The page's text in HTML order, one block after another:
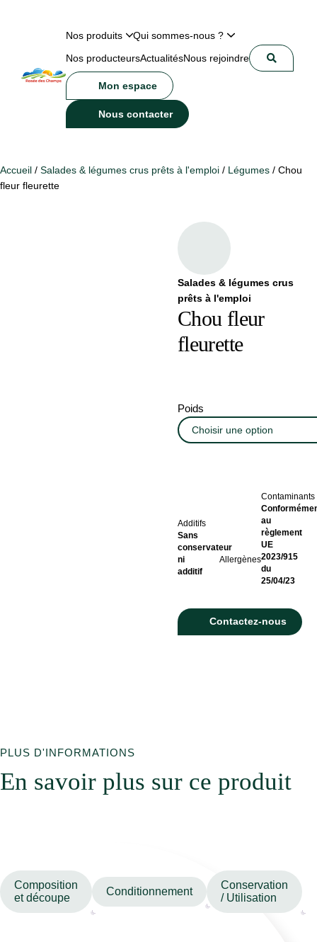
Nos produits
Qui sommes-nous ?
Nos producteursActualitésNous rejoindre
Mon espace
Nous contacter
Accueil / Salades & légumes crus prêts à l'emploi / Légumes / Chou
fleur fleurette
Salades & légumes crus
prêts à l'emploi
Chou fleur
fleurette
Poids
Additifs
Sans
conservateur
ni
additif
Allergènes
Contaminants
au
règlement
UE
2023/915
du
25/04/23
Contactez-nous
PLUS D'INFORMATIONS
En savoir plus sur ce produit
Composition
et découpe
Conditionnement
Conservation
/ Utilisation